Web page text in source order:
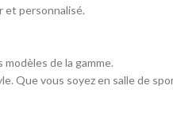
et personnalisé.
de la gamme.
Que vous soyez en salle de